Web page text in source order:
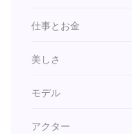
仕事とお金
美しさ
モデル
アクター